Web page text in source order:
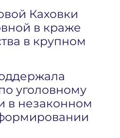
Каховки
в краже
в крупном
уголовному
в незаконном